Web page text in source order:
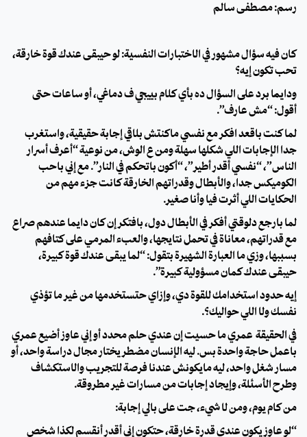
رسم: مصطفى سالم
كان فيه سؤال مشهور في الاختبارات النفسية: لو حيبقى عندك قوة خارقة،
تحب تكون إيه؟
ودايمًا برد على السؤال ده بأي كلام بييجي ف دماغي، أو ساعات حتى
أقول: “مش عارف”.
لما كنت باقعد افكر مع نفسي ماكنتش بلاقي إجابة حقيقية، واستغرب
جدا الإجابات اللي شكلها سهلة ومن ع الوش، من نوعية “أعرف أسرار
الناس”، “نفسي أقدر أطير”، “أكون باتحكم في النار”. مع إني باحب
الكوميكس جدا، والأبطال وقدراتهم الخارقة كانت جزء مهم من
الحكايات اللي أثرت فيا وأنا صغير.
لما بارجع دلوقتي أفكر في الأبطال دول، بافتكر إن كان دايما عندهم صراع
مع قدراتهم، معاناة في تحمل نتايجها، والعبء المرمي على كتافهم
بسببها، وزي ما العبارة الشهيرة بتقول: “لما يبقى عندك قوة كبيرة،
حيبقى عندك كمان مسؤولية كبيرة”.
إيه حدود استخدامك للقوة دي، وإزاي حتستخدمها من غير ما تؤذي
نفسك ولا اللي حواليك؟.
في الحقيقة عمري ما حسيت إن عندي حلم محدد أو إني عاوز أضيع عمري
باعمل حاجة واحدة بس. ليه الإنسان مضطر يختار مجال دراسة واحد، أو
مسار شغل واحد، ليه مايكونش عندنا فرصة للتجريب والاستكشاف
وطرح الأسئلة، وإيجاد إجابات من مسارات غير مطروقة.
من كام يوم، ومن لا شيء، جت على بالي إجابة:
“لو عاوز يكون عندي قدرة خارقة، حتكون إني أقدر أنقسم لكذا شخص